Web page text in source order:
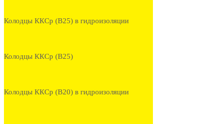
Колодцы ККСр (В25) в гидроизоляции
Колодцы ККСр (В25)
Колодцы ККСр (В20) в гидроизоляции